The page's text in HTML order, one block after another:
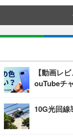
【動画レ
ouTubeチ
10G光回線